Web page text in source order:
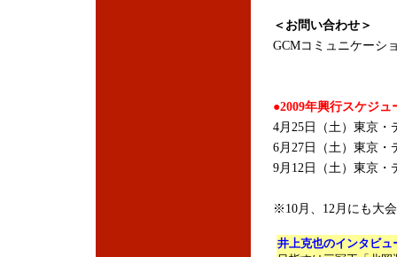
＜お問い合わせ＞
GCMコミュニケーシ
●2009年興行スケジュ
4月25日（土）東京・
6月27日（土）東京・
9月12日（土）東京・
※10月、12月にも大
井上克也のインタビュ